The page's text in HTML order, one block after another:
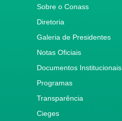
Sobre o Conass
Diretoria
Galeria de Presidentes
Notas Oficiais
Documentos Institucionais
Programas
Transparência
Cieges